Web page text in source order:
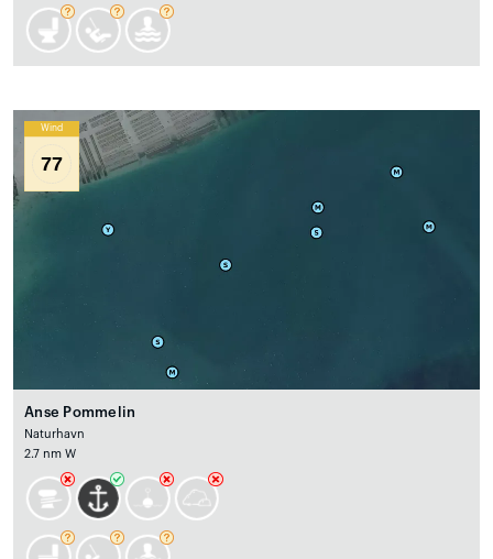
Wind
77
Anse Pommelin
Naturhavn
2.7 nm W